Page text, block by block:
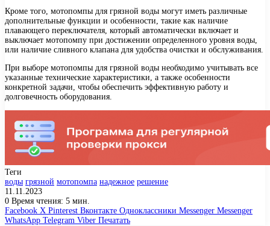
Кроме того, мотопомпы для грязной воды могут иметь различные
дополнительные функции и особенности, такие как наличие
плавающего переключателя, который автоматически включает и
выключает мотопомпу при достижении определенного уровня воды,
или наличие сливного клапана для удобства очистки и обслуживания.
При выборе мотопомпы для грязной воды необходимо учитывать все
указанные технические характеристики, а также особенности
конкретной задачи, чтобы обеспечить эффективную работу и
долговечность оборудования.
Теги
воды грязной мотопомпа надежное решение
11.11.2023
0 Время чтения: 5 мин.
Facebook X Pinterest Вконтакте Одноклассники Messenger Messenger
WhatsApp Telegram Viber Печатать